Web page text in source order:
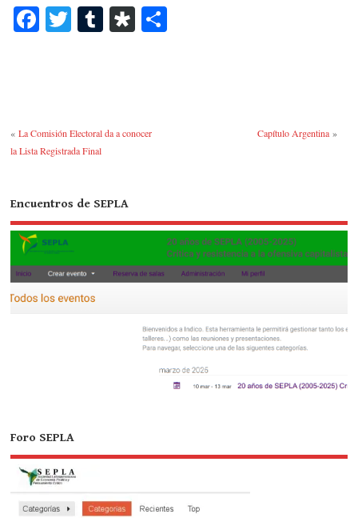
Fa T T
r
Di
«La Comisión Electoral da a conocer
la Lista Registrada Final
Capítulo Argentina»
Encuentros de SEPLA
Foro SEPLA